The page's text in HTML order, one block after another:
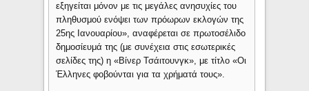
εξηγείται μόνον με τις μεγάλες ανησυχίες του
πληθυσμού ενόψει των πρόωρων εκλογών της
25ης Ιανουαρίου», αναφέρεται σε πρωτοσέλιδο
δημοσίευμά της (με συνέχεια στις εσωτερικές
σελίδες της) η «Βίνερ Τσάιτουνγκ», με τίτλο «Οι
Έλληνες φοβούνται για τα χρήματά τους».